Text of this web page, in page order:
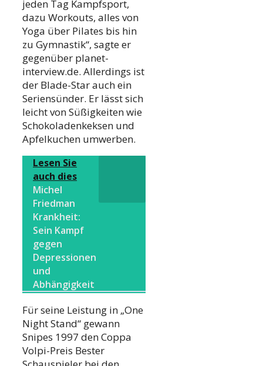
jeden Tag Kampfsport,
dazu Workouts, alles von
Yoga über Pilates bis hin
zu Gymnastik“, sagte er
gegenüber planet-
interview.de. Allerdings ist
der Blade-Star auch ein
Seriensünder. Er lässt sich
leicht von Süßigkeiten wie
Schokoladenkeksen und
Apfelkuchen umwerben.
Lesen Sie
auch dies
Michel
Friedman
Krankheit:
Sein Kampf
gegen
Depressionen
und
Abhängigkeit
Für seine Leistung in „One
Night Stand“ gewann
Snipes 1997 den Coppa
Volpi-Preis Bester